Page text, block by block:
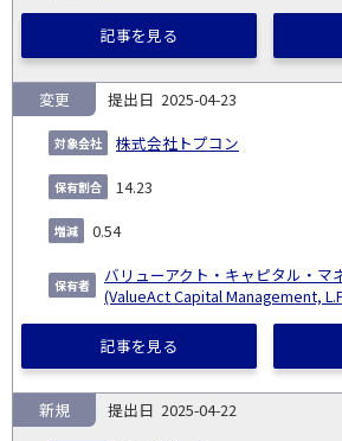
記事を見る
2025-04-23
株式会社トプコン
変更
14.23
0.54
バリューアクト・キャピタル・マ
(ValueAct Capital Management,
記事を見る
2025-04-22
新規